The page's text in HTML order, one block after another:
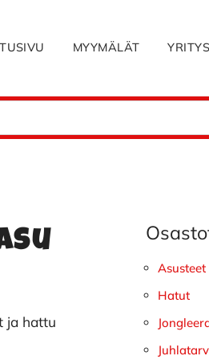
MYYMÄLÄT YRITYS
ja hattu
Asusteet
Hatut